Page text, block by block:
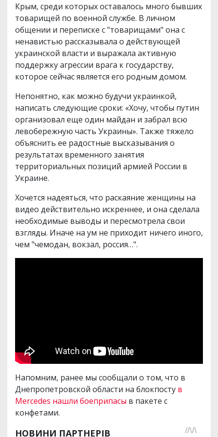
Крым, среди которых оставалось много бывших
товарищей по военной службе. В личном
общении и переписке с "товарищами" она с
ненавистью рассказывала о действующей
украинской власти и выражала активную
поддержку агрессии врага к государству,
которое сейчас является его родным домом.
Непонятно, как можно будучи украинкой,
написать следующие сроки: «Хочу, чтобы путин
организовал еще один майдан и забрал всю
левобережную часть Украины». Также тяжело
объяснить ее радостные высказывания о
результатах временного занятия
территориальных позиций армией России в
Украине.
Хочется надеяться, что раскаяние женщины на
видео действительно искреннее, и она сделала
необходимые выводы и пересмотрела свои
взгляды. Иначе на ум не приходит ничего иного,
чем "чемодан, вокзал, россия…".
Напомним, ранее мы сообщали о том, что в
Днепропетровской области на блокпосту в
Mercedes нашли боеприпасы в пакете с
конфетами.